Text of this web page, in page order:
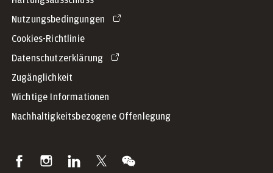
Nutzungsbedingungen
Cookies-Richtlinie
Datenschutzerklärung
Zugänglichkeit
Wichtige Informationen
Nachhaltigkeitsbezogene Offenlegung